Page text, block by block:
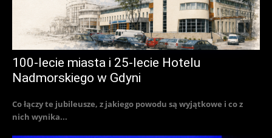
100-lecie miasta i 25-lecie Hotelu
Nadmorskiego w Gdyni
Co łączy te jubileusze, z jakiego powodu są wyjątkowe i co z
nich wynika...